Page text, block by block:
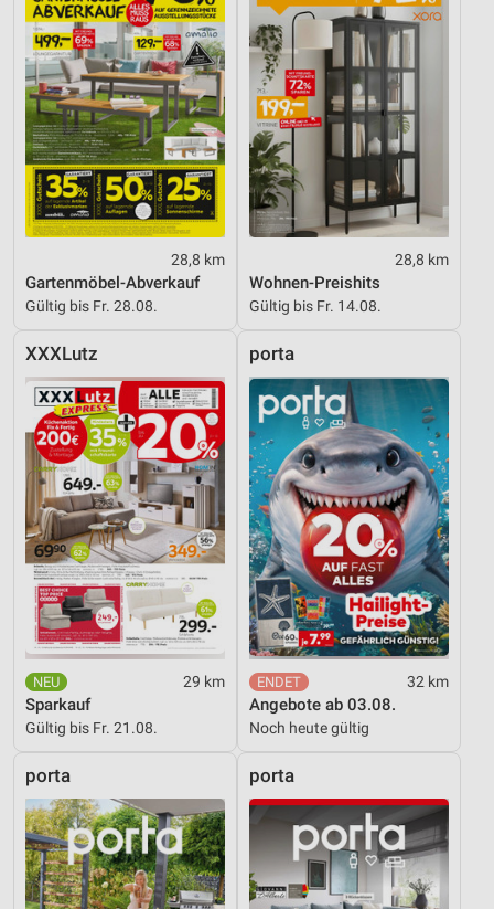
28,8 km
Gartenmöbel-Abverkauf
Gültig bis Fr. 28.08.
28,8 km
Wohnen-Preishits
Gültig bis Fr. 14.08.
XXXLutz
29 km
Sparkauf
Gültig bis Fr. 21.08.
porta
32 km
Angebote ab 03.08.
Noch heute gültig
porta porta